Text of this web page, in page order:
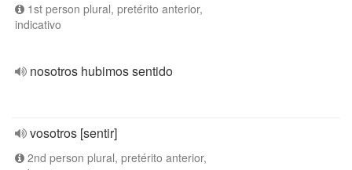
1st person plural, pretérito anterior,
indicativo
nosotros hubimos sentido
vosotros [sentir]
2nd person plural, pretérito anterior,